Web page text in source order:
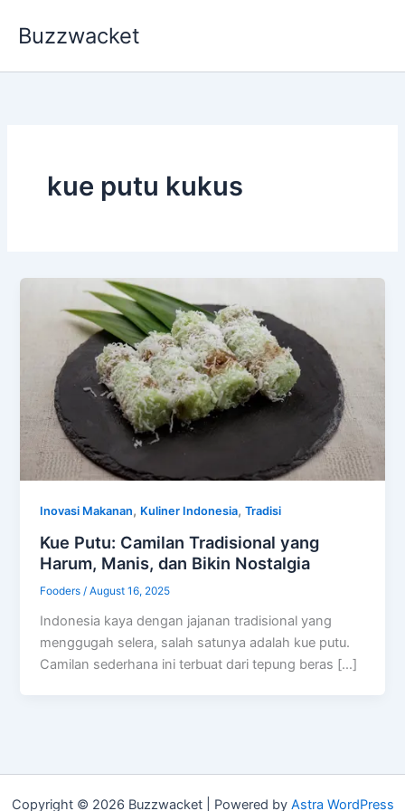
Buzzwacket
kue putu kukus
Inovasi Makanan, Kuliner Indonesia,Tradisi
Kue Putu: Camilan Tradisional yang
Harum, Manis, dan Bikin Nostalgia
Fooders/August 16, 2025
Indonesia kaya dengan jajanan tradisional yang
menggugah selera, salah satunya adalah kue putu.
Camilan sederhana ini terbuat dari tepung beras […]
Copyright © 2026 Buzzwacket | Powered by Astra WordPress